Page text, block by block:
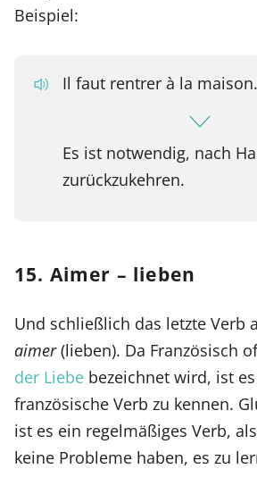
Beispiel:
Il faut rentrer à la maison.
Es ist notwendig, nach
zurückzukehren.
15. Aimer – lieben
Und schließlich das letzte Verb
aimer(lieben). Da Französisch
der Liebe bezeichnet wird, ist
französische Verb zu kennen.
ist es ein regelmäßiges Verb,
keine Probleme haben, es zu